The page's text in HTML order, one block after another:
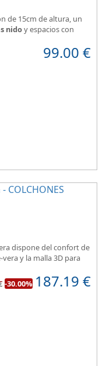
de 15cm de altura, un
nidoy espacios con
suelen elegir
99.00 €
dispone del confort de
y la malla 3D para
tanto de un colchón
-30.00% 187.19 €